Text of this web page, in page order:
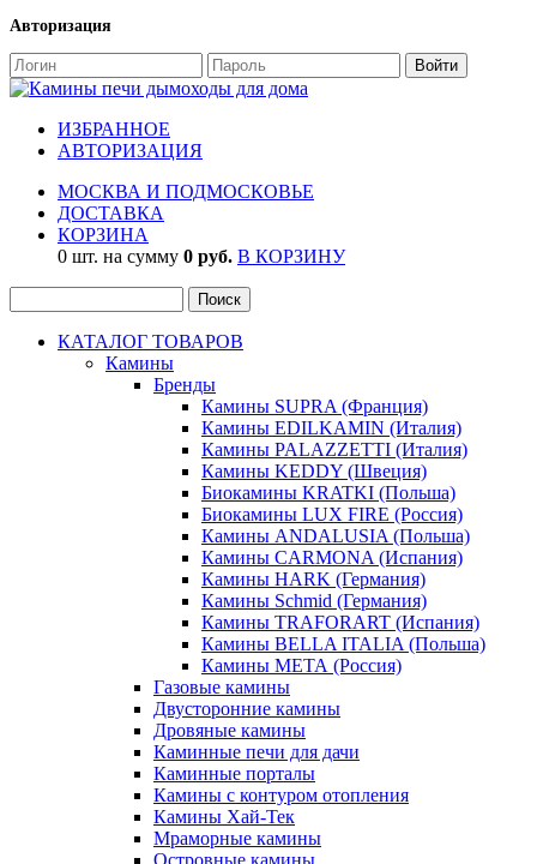
Авторизация
ИЗБРАННОЕ
АВТОРИЗАЦИЯ
МОСКВА И ПОДМОСКОВЬЕ
ДОСТАВКА
КОРЗИНА
0 шт. на сумму 0 руб. В КОРЗИНУ
КАТАЛОГ ТОВАРОВ
Камины
Бренды
Камины SUPRA (Франция)
Камины EDILKAMIN (Италия)
Камины PALAZZETTI (Италия)
Камины KEDDY (Швеция)
Биокамины KRATKI (Польша)
Биокамины LUX FIRE (Россия)
Камины ANDALUSIA (Польша)
Камины CARMONA (Испания)
Камины HARK (Германия)
Камины Schmid (Германия)
Камины TRAFORART (Испания)
Камины BELLA ITALIA (Польша)
Камины МЕТА (Россия)
Газовые камины
Двусторонние камины
Дровяные камины
Каминные печи для дачи
Каминные порталы
Камины с контуром отопления
Камины Хай-Тек
Мраморные камины
Островные камины